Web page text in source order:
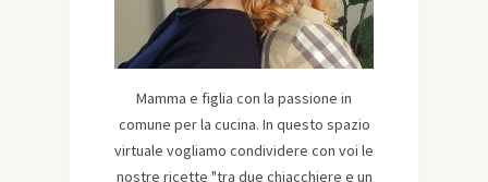
Mamma e figlia con la passione in
comune per la cucina. In questo spazio
virtuale vogliamo condividere con voi le
nostre ricette "tra due chiacchiere e un